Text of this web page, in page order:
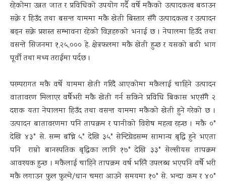
रहेकोमा उन्नत जात र प्रविधिको उपयोग गर्दै वर्षे मकैको उत्पादकत्व बढाउन
सक्ने र हिउँद तथा बसन्त याममा मकै खेती बिस्तार सँगै उत्पादकत्व र उत्पादन
बढ्न सक्ने प्रशस्त सम्भावना रहेको विज्ञहरुको भनाई छ । नेपालमा हिउँदे तथा
वसन्ते सिजनमा १,२५,००० हे. क्षेत्रफलमा मकै खेती हुन्छ र यसको बढी भाग
पूर्वी तथा मध्य तराईमा पर्दछ ।
परम्परागत मकै वर्षे याममा खेती गरिदै आएकोमा मकैलाई चाहिने उत्पादन
वातावरण मिलाएर वर्षैभरी मकै खेती गर्न सकिने प्रविधि बिकास भएसँगै २
दशक यता नेपालमा हिउँद तथा वसन्त याममा मकैको खेती हुने गरेको छ ।
उत्पादन बातावरणमा पनि तापक्रम र पानीको विशेष महत्व रहन्छ । मकै ०°
देखि ४३° से. सम्म बाँच्ने ५° देखि ३५° सेन्टिग्रेडसम्म सामान्य बृद्धि हुने भएता
पनि राम्रो बानस्पतिक बृद्धिका लागि १७° देखि ३३° सेल्सीयस तापक्रम
आवश्यक हुन्छ । मकैलाई चाहिने तापक्रम वर्ष भरिनै उपलब्ध भएपनि वर्षै भरी
मकै लगाउन फुल फुल्ने/धान चमरा आउने समयमा १०° से. भन्दा कम र ४०°